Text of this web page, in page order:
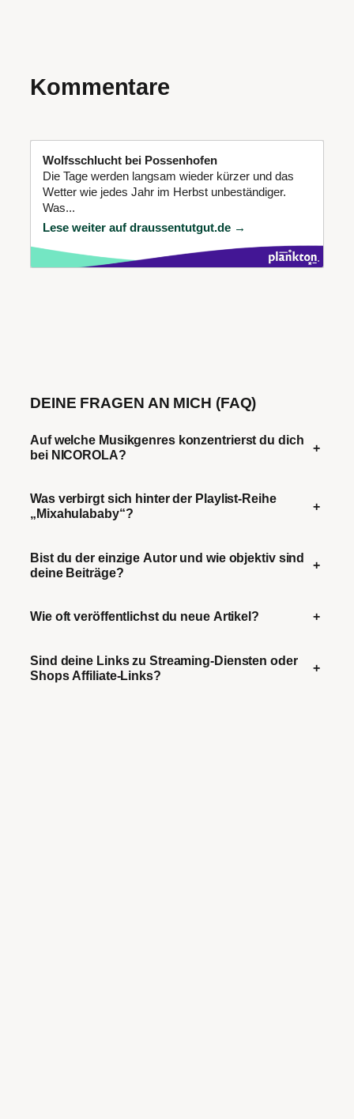
Kommentare
Wolfsschlucht bei Possenhofen
Die Tage werden langsam wieder kürzer und das
Wetter wie jedes Jahr im Herbst unbeständiger.
Was...
Lese weiter auf draussentutgut.de →
DEINE FRAGEN AN MICH (FAQ)
Auf welche Musikgenres konzentrierst du dich
bei NICOROLA?
+
Was verbirgt sich hinter der Playlist-Reihe
„Mixahulababy“?
+
Bist du der einzige Autor und wie objektiv sind
deine Beiträge?
+
Wie oft veröffentlichst du neue Artikel? +
Sind deine Links zu Streaming-Diensten oder
Shops Affiliate-Links?
+